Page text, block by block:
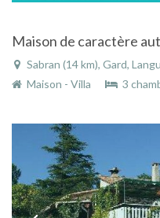
Sabran (14 km), Gard,
Maison - Villa
3